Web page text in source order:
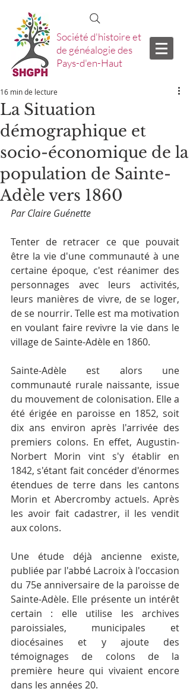
Société d'histoire et
de généalogie des
Pays-d'en-Haut
La Situation
démographique et
socio-économique de la
population de Sainte-
Adèle vers 1860
16 min de lecture
Par Claire Guénette
Tenter de retracer ce que pouvait
être la vie d'une communauté à une
certaine époque, c'est réanimer des
personnages avec leurs activités,
leurs manières de vivre, de se loger,
de se nourrir. Telle est ma motivation
en voulant faire revivre la vie dans le
village de Sainte-Adèle en 1860.
Sainte-Adèle est alors une
communauté rurale naissante, issue
du mouvement de colonisation. Elle a
été érigée en paroisse en 1852, soit
dix ans environ après l'arrivée des
premiers colons. En effet, Augustin-
Norbert Morin vint s'y établir en
1842, s'étant fait concéder d'énormes
étendues de terre dans les cantons
Morin et Abercromby actuels. Après
les avoir fait cadastrer, il les vendit
aux colons.
Une étude déjà ancienne existe,
publiée par l'abbé Lacroix à l'occasion
du 75e anniversaire de la paroisse de
Sainte-Adèle. Elle présente un intérêt
certain : elle utilise les archives
paroissiales, municipales et
diocésaines et y ajoute des
témoignages de colons de la
première heure qui vivaient encore
dans les années 20.